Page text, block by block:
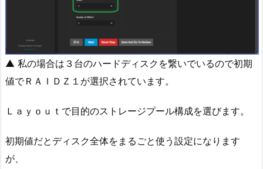
▲ 私の場合は３台のハードディスクを繋いでいるので初期
値でＲＡＩＤＺ１が選択されています。
Ｌａｙｏｕｔで目的のストレージプール構成を選びます。
初期値だとディスク全体をまるごと使う設定になります
が、